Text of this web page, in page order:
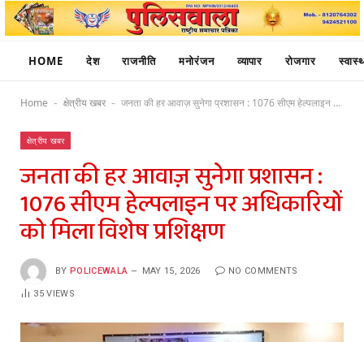
HOME देश राजनीति मनोरंजन व्यापार रोजगार
Home - क्षेत्रीय खबर - जनता की हर आवाज़ सुनेगा प्रशासन : 1076 सीएम हेल्पलाइन पर अधिकारियों को मिला विशेष प्रशिक्षण
क्षेत्रीय खबर
जनता की हर आवाज़ सुनेगा प्रशासन :
1076 सीएम हेल्पलाइन पर अधिकारियों
को मिला विशेष प्रशिक्षण
BY POLICEWALA MAY 15, 2026 NO COMMENTS
35VIEWS